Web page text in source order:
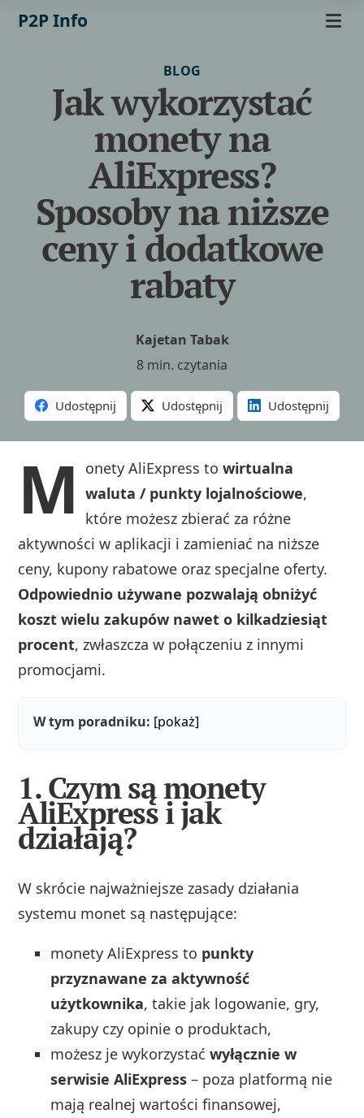
P2P Info
BLOG
Jak wykorzystać
monety na
AliExpress?
Sposoby na niższe
ceny i dodatkowe
rabaty
Kajetan Tabak
8 min. czytania
Udostępnij Udostępnij Udostępnij
M onety AliExpress towirtualna
waluta / punkty lojalnościowe,
które możesz zbierać za różne
aktywności w aplikacji i zamieniać na niższe
ceny, kupony rabatowe oraz specjalne oferty.
Odpowiednio używane pozwalają obniżyć
koszt wielu zakupów nawet o kilkadziesiąt
procent, zwłaszcza w połączeniu z innymi
promocjami.
W tym poradniku: [pokaż]
1. Czym są monety
AliExpress i jak
działają?
W skrócie najważniejsze zasady działania
systemu monet są następujące:
monety AliExpress to punkty
przyznawane za aktywność
użytkownika, takie jak logowanie, gry,
zakupy czy opinie o produktach,
możesz je wykorzystaćwyłącznie w
serwisie AliExpress – poza platformą nie
mają realnej wartości finansowej,